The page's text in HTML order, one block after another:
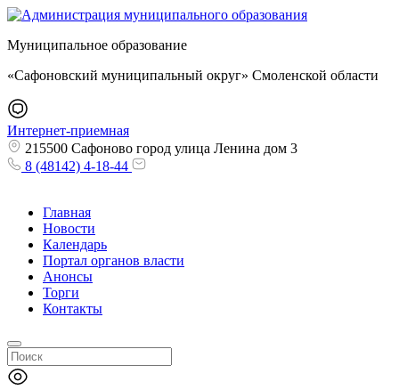
Муниципальное образование
«Сафоновский муниципальный округ» Смоленской области
Интернет-приемная
215500 Сафоново город улица Ленина дом 3
8 (48142) 4-18-44
Главная
Новости
Календарь
Портал органов власти
Анонсы
Торги
Контакты